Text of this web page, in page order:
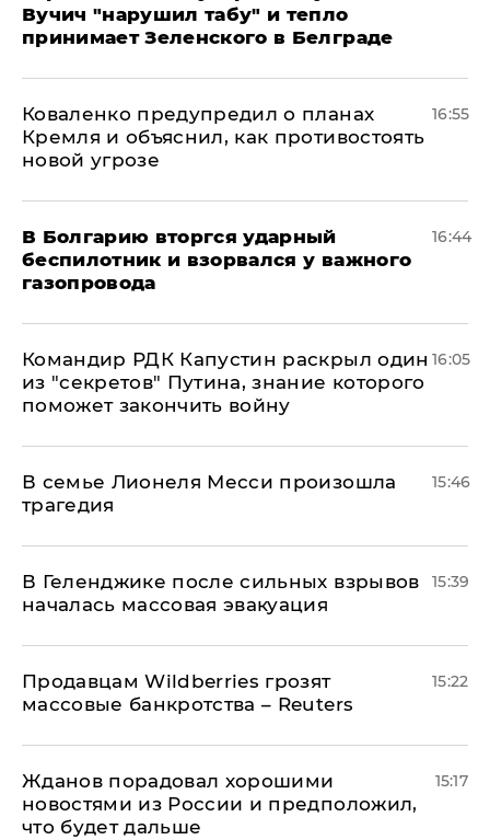
Вучич "нарушил табу" и тепло
принимает Зеленского в Белграде
Коваленко предупредил о планах
Кремля и объяснил, как противостоять
новой угрозе
16:55
В Болгарию вторгся ударный
беспилотник и взорвался у важного
газопровода
16:44
Командир РДК Капустин раскрыл один
из "секретов" Путина, знание которого
поможет закончить войну
16:05
В семье Лионеля Месси произошла
трагедия
15:46
В Геленджике после сильных взрывов
началась массовая эвакуация
15:39
Продавцам Wildberries грозят
массовые банкротства – Reuters
15:22
Жданов порадовал хорошими
новостями из России и предположил,
что будет дальше
15:17